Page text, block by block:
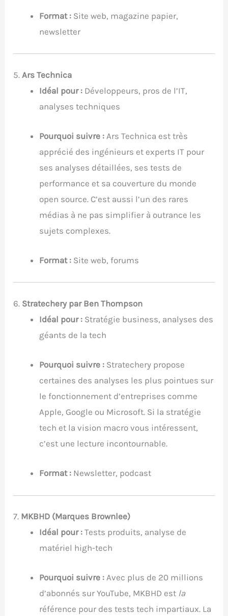
Format : Site web, magazine papier,
newsletter
5.Ars Technica
Idéal pour : Développeurs, pros de l’IT,
analyses techniques
Pourquoi suivre : Ars Technica est très
apprécié des ingénieurs et experts IT pour
ses analyses détaillées, ses tests de
performance et sa couverture du monde
open source. C’est aussi l’un des rares
médias à ne pas simplifier à outrance les
sujets complexes.
Format : Site web, forums
6. Stratechery par Ben Thompson
Idéal pour : Stratégie business, analyses des
géants de la tech
Pourquoi suivre : Stratechery propose
certaines des analyses les plus pointues sur
le fonctionnement d’entreprises comme
Apple, Google ou Microsoft. Si la stratégie
tech et la vision macro vous intéressent,
c’est une lecture incontournable.
Format : Newsletter, podcast
7. MKBHD (Marques Brownlee)
Idéal pour : Tests produits, analyse de
matériel high-tech
Pourquoi suivre : Avec plus de 20 millions
d’abonnés sur YouTube, MKBHD est la
référence pour des tests tech impartiaux. La